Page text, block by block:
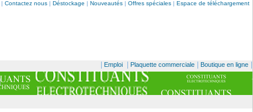
| Contactez nous | Déstockage | Nouveautés | Offres spéciales | Espace de téléchargement
Emploi Plaquette commerciale Boutique en ligne